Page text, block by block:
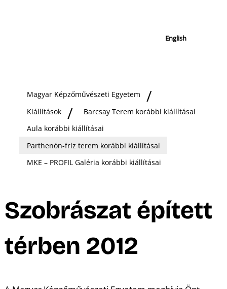
English
Magyar Képzőművészeti Egyetem
Kiállítások
Barcsay Terem korábbi kiállításai
Aula korábbi kiállításai
Parthenón-fríz terem korábbi kiállításai
MKE – PROFIL Galéria korábbi kiállításai
Szobrászat épített
térben 2012